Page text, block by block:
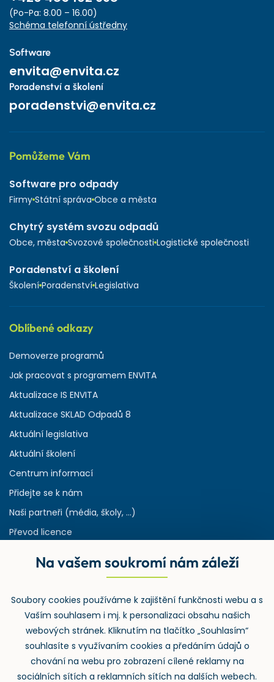
(Po-Pa: 8.00 – 16.00)
Schéma telefonní ústředny
Software
envita@envita.cz
Poradenství a školení
poradenstvi@envita.cz
Pomůžeme Vám
Software pro odpady
Firmy Státní správa Obce a města
Chytrý systém svozu odpadů
Obce, města Svozové společnosti Logistické společnosti
Poradenství a školení
Školení Poradenství Legislativa
Oblíbené odkazy
Demoverze programů
Jak pracovat s programem ENVITA
Aktualizace IS ENVITA
Aktualizace SKLAD Odpadů 8
Aktuální legislativa
Aktuální školení
Centrum informací
Přidejte se k nám
Naši partneři (média, školy, ...)
Převod licence
Rejstřík používaných zkratek v odpadech
Zpětný odběr
Na vašem soukromí nám záleží
Soubory cookies používáme k zajištění funkčnosti webu a s
Vaším souhlasem i mj. k personalizaci obsahu našich
webových stránek. Kliknutím na tlačítko „Souhlasím“
souhlasíte s využívaním cookies a předáním údajů o
chování na webu pro zobrazení cílené reklamy na
sociálních sítích a reklamních sítích na dalších webech.